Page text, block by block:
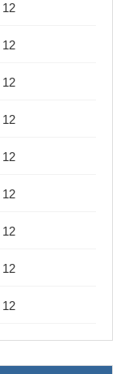
12
12
12
12
12
12
12
12
12